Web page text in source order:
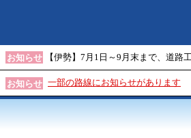
お知らせ 【伊勢】7月1日～9月末まで、道路
お知らせ 一部の路線にお知らせがあります